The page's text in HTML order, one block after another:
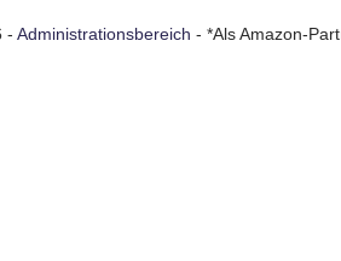
- Administrationsbereich - *Als Amazon-